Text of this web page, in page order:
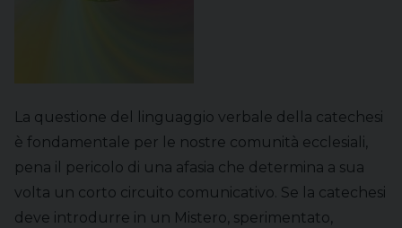
La questione del linguaggio verbale della catechesi
è fondamentale per le nostre comunità ecclesiali,
pena il pericolo di una afasia che determina a sua
volta un corto circuito comunicativo. Se la catechesi
deve introdurre in un Mistero, sperimentato,